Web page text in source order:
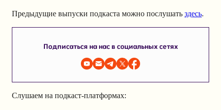
Предыдущие выпуски подкаста можно послушать здесь.
Подписаться на нас в социальных сетях
Слушаем на подкаст-платформах: